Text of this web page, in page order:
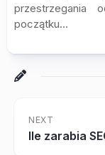
przestrzegania
początku...
NEXT
Ile zarabia